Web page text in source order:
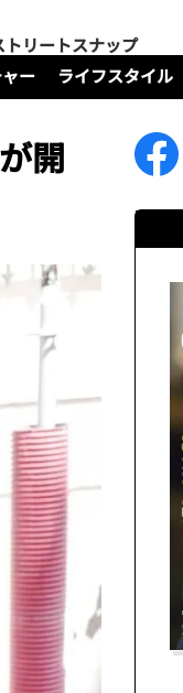
トリートスナップ
ー ライフスタイル
開